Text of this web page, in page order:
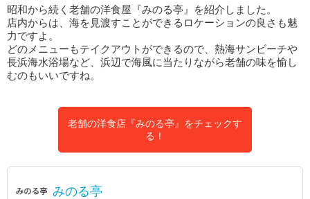
昭和から続く老舗の洋食屋『みのる亭』を紹介しました。
店内からは、海を見渡すことができるロケーションの良さも魅
力ですよ。
どのメニューもテイクアウトができるので、熱海サンビーチや
長浜海水浴場など、浜辺で海風に当たりながら老舗の味を愉し
むのもいいですね。
老舗の洋食店『みのる亭』をチェックす
る！
みのる亭